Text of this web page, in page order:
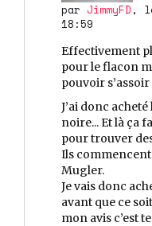
par JimmyFD ,
18:59
Effectivement
pour le flacon
pouvoir
J’ai donc
noire... Et là ça
pour trouver
Ils
Mugler.
Je vais donc
avant que ce
mon avis c’est